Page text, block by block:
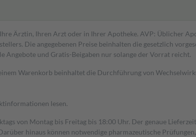
Ärztin, Ihren Arzt oder in Ihrer Apotheke. AVP: Üblicher
Die angegebenen Preise beinhalten die gesetzlich
und Gratis-Beigaben nur solange der Vorrat reicht.
Warenkorb beinhaltet die Durchführung von
lesen.
von Montag bis Freitag bis 18:00 Uhr. Der genaue
hinaus können notwendige pharmazeutische